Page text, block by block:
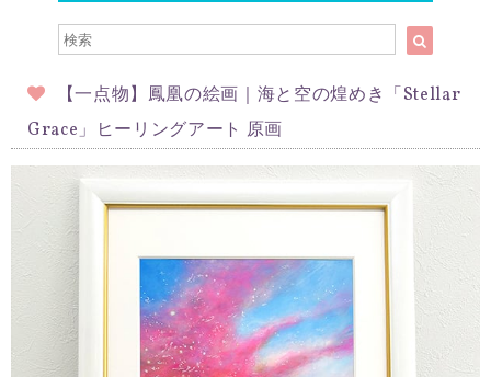
【一点物】鳳凰の絵画｜海と空の煌めき「Stellar
Grace」ヒーリングアート 原画